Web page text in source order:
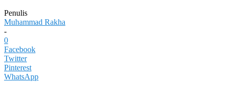
Penulis
Muhammad Rakha
-
0
Facebook
Twitter
Pinterest
WhatsApp